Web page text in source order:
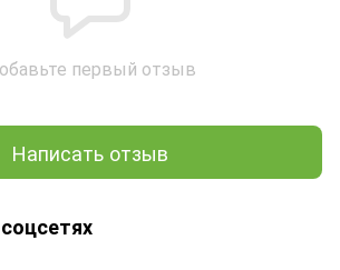
первый отзыв
Написать отзыв